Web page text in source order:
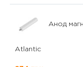
Анод
Atlantic